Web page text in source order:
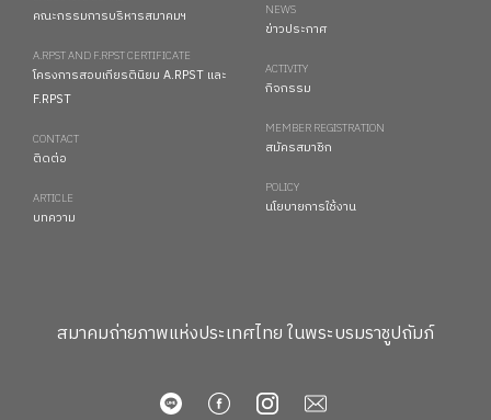
คณะกรรมการบริหารสมาคมฯ
A.RPST AND F.RPST CERTIFICATE
โครงการสอบเกียรตินิยม A.RPST และ
F.RPST
CONTACT
ติดต่อ
ARTICLE
บทความ
NEWS
ข่าวประกาศ
ACTIVITY
กิจกรรม
MEMBER REGISTRATION
สมัครสมาชิก
POLICY
นโยบายการใช้งาน
สมาคมถ่ายภาพแห่งประเทศไทย ในพระบรมราชูปถัมภ์